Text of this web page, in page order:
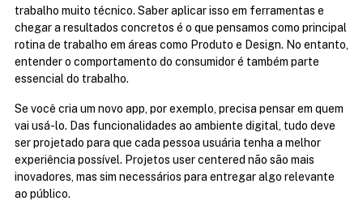
trabalho muito técnico. Saber aplicar isso em ferramentas e
chegar a resultados concretos é o que pensamos como principal
rotina de trabalho em áreas como Produto e Design. No entanto,
entender o comportamento do consumidor é também parte
essencial do trabalho.
Se você cria um novo app, por exemplo, precisa pensar em quem
vai usá-lo. Das funcionalidades ao ambiente digital, tudo deve
ser projetado para que cada pessoa usuária tenha a melhor
experiência possível. Projetos user centered não são mais
inovadores, mas sim necessários para entregar algo relevante
ao público.